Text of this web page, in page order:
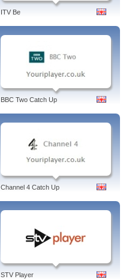
ITV Be
BBC Two Catch Up
Channel 4 Catch Up
STV Player